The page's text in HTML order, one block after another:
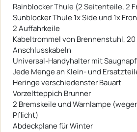
Rainblocker Thule (2 Seitenteile, 2
Sunblocker Thule 1x Side und 1x
2 Auffahrkeile
Kabeltrommel von Brennenstuhl,
Anschlusskabeln
Universal-Handyhalter mit Saugnapf
Jede Menge an Klein- und
Heringe verschiedenster Bauart
Vorzeltteppich Brunner
2 Bremskeile und Warnlampe
Pflicht)
Abdeckplane für Winter